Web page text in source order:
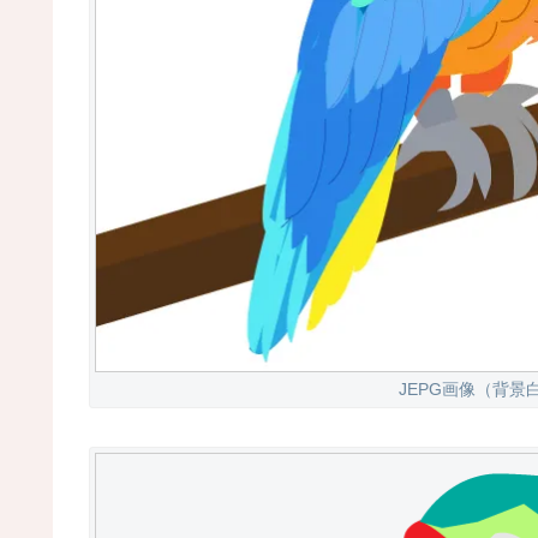
JEPG画像（背景